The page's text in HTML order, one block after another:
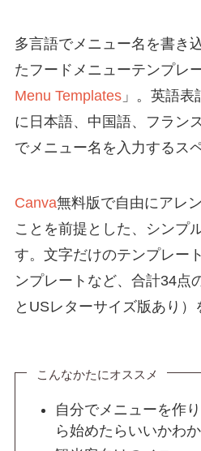
多言語でメニュー名を書き
たフードメニューテンプレ
Menu Templates」。英語表
に日本語、中国語、フラン
でメニュー名を入力するス
Canva無料版で自由にアレ
ことを前提とした、シンプ
す。文字だけのテンプレー
ンプレートなど、合計34点
とUSレターサイズ版あり）
こんなかたにオススメ
自分でメニューを作
ら始めたらいいかわ